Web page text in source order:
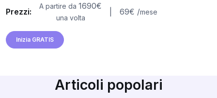
Prezzi:
A partire da 1690€
una volta
69€ /mese
Inizia GRATIS
Articoli popolari